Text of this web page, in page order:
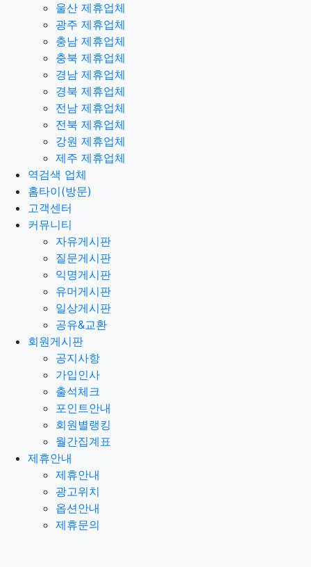
울산 제휴업체
광주 제휴업체
충남 제휴업체
충북 제휴업체
경남 제휴업체
경북 제휴업체
전남 제휴업체
전북 제휴업체
강원 제휴업체
제주 제휴업체
역검색 업체
홈타이(방문)
고객센터
커뮤니티
자유게시판
질문게시판
익명게시판
유머게시판
일상게시판
공유&교환
회원게시판
공지사항
가입인사
출석체크
포인트안내
회원별랭킹
월간집계표
제휴안내
제휴안내
광고위치
옵션안내
제휴문의